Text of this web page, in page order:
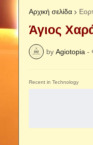
Αρχική σελίδα
Άγιος
by Agiotopia -
Recent in Technology